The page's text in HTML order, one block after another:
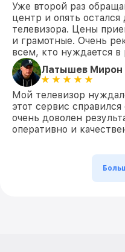
Уже второй раз
центр и опять
телевизора. Цены
и грамотные. Очень
всем, кто нуждается в
Латышев Мирон
Мой телевизор
этот сервис
очень доволен
оперативно и